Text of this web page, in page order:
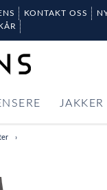
KONTAKT OSS
JAKKER